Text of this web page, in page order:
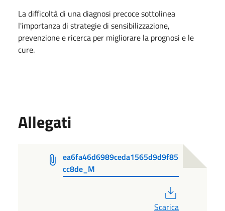
La difficoltà di una diagnosi precoce sottolinea
l'importanza di strategie di sensibilizzazione,
prevenzione e ricerca per migliorare la prognosi e le
cure.
Allegati
ea6fa46d6989ceda1565d9d9f85
cc8de_M
Scarica